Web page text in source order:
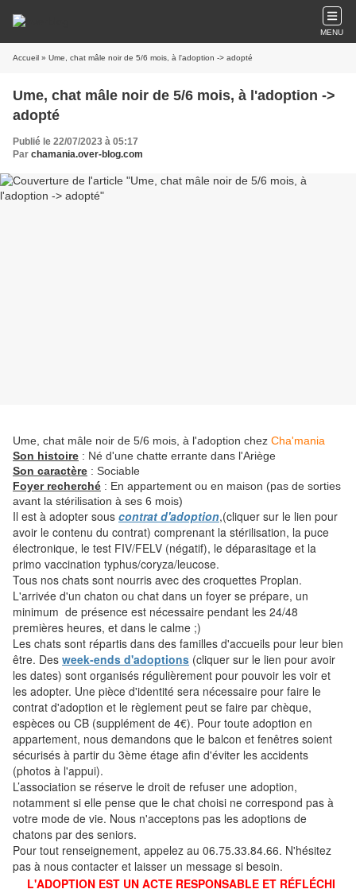
MENU
Accueil » Ume, chat mâle noir de 5/6 mois, à l'adoption -> adopté
Ume, chat mâle noir de 5/6 mois, à l'adoption ->
adopté
Publié le 22/07/2023 à 05:17
Par chamania.over-blog.com
Ume, chat mâle noir de 5/6 mois, à l'adoption chez Cha'mania
Son histoire : Né d'une chatte errante dans l'Ariège
Son caractère : Sociable
Foyer recherché : En appartement ou en maison (pas de sorties
avant la stérilisation à ses 6 mois)
Il est à adopter sous contrat d'adoption,(cliquer sur le lien pour
avoir le contenu du contrat) comprenant la stérilisation, la puce
électronique, le test FIV/FELV (négatif), le déparasitage et la
primo vaccination typhus/coryza/leucose.
Tous nos chats sont nourris avec des croquettes Proplan.
L'arrivée d'un chaton ou chat dans un foyer se prépare, un
minimum de présence est nécessaire pendant les 24/48
premières heures, et dans le calme ;)
Les chats sont répartis dans des familles d'accueils pour leur bien
être. Des week-ends d'adoptions (cliquer sur le lien pour avoir
les dates) sont organisés régulièrement pour pouvoir les voir et
les adopter. Une pièce d'identité sera nécessaire pour faire le
contrat d'adoption et le règlement peut se faire par chèque,
espèces ou CB (supplément de 4€). Pour toute adoption en
appartement, nous demandons que le balcon et fenêtres soient
sécurisés à partir du 3ème étage afin d'éviter les accidents
(photos à l'appui).
L’association se réserve le droit de refuser une adoption,
notamment si elle pense que le chat choisi ne correspond pas à
votre mode de vie. Nous n'acceptons pas les adoptions de
chatons par des seniors.
Pour tout renseignement, appelez au 06.75.33.84.66. N'hésitez
pas à nous contacter et laisser un message si besoin.
L'ADOPTION EST UN ACTE RESPONSABLE ET RÉFLÉCHI